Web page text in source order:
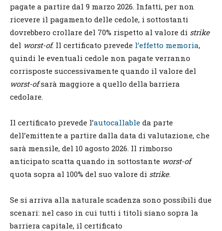
pagate a partire dal 9 marzo 2026. Infatti, per non
ricevere il pagamento delle cedole, i sottostanti
dovrebbero crollare del 70% rispetto al valore di strike
del worst-of. Il certificato prevede l’effetto memoria,
quindi le eventuali cedole non pagate verranno
corrisposte successivamente quando il valore del
worst-ofsarà maggiore a quello della barriera
cedolare.
Il certificato prevede l’autocallable da parte
dell’emittente a partire dalla data di valutazione, che
sarà mensile, del 10 agosto 2026. Il rimborso
anticipato scatta quando in sottostante worst-of
quota sopra al 100% del suo valore di strike.
Se si arriva alla naturale scadenza sono possibili due
scenari: nel caso in cui tutti i titoli siano sopra la
barriera capitale, il certificato